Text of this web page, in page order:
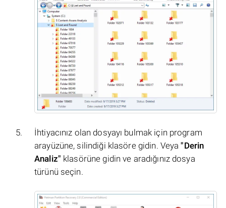
İhtiyacınız olan dosyayı bulmak için program
arayüzüne, silindiği klasöre gidin. Veya"Derin
Analiz" klasörüne gidin ve aradığınız dosya
türünü seçin.